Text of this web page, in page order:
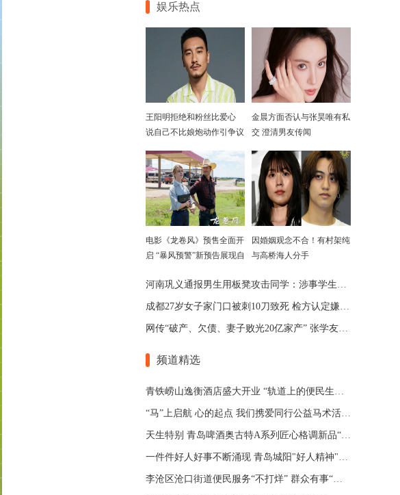
娱乐热点
王阳明拒绝和粉丝比爱心
说自己不比娘炮动作引争议
金晨方面否认与张昊唯有私
交 澄清男友传闻
电影《龙卷风》预售全面开
启 “暴风预警”新预告展现自
因婚姻观念不合！有村架纯
与高桥海人分手
河南巩义通报男生用板凳攻击同学：涉事学生已被劝退
成都27岁女子家门口被刺10刀致死 检方认定嫌犯患精神分裂
网传“破产、欠债、妻子败光20亿家产” 张学友回应了
频道精选
青铁崂山逸衡酒店盛大开业 “轨道上的便民生活圈”渐行渐近
“马”上启航 心的起点 我们携爱同行公益马术活动 在青岛博洋马术俱乐部举办
天生特别 青岛啤酒奥古特A系列匠心格调新品“特别”登场
一件件好人好事不断涌现 青岛城阳"好人精神"擦亮城市文明底色
李沧区沧口街道便民服务“不打烊” 群众有事“随时办”